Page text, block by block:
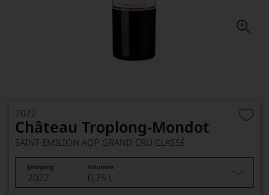
2022
Château Troplong-Mondot
SAINT-EMILION AOP GRAND CRU CLASSÉ
Jahrgang Volumen
2022 0,75 L